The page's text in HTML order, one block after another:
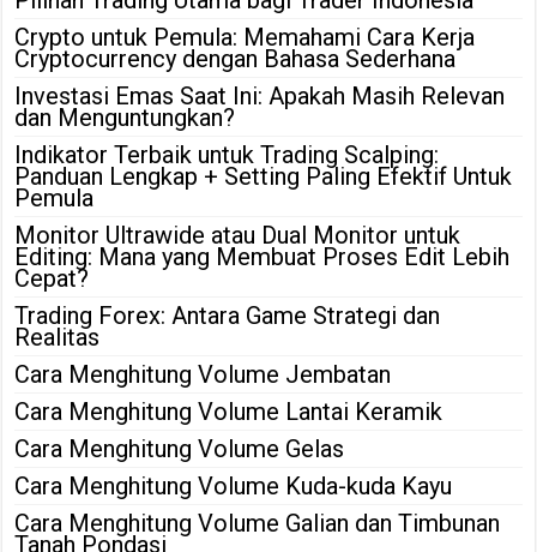
Crypto untuk Pemula: Memahami Cara Kerja
Cryptocurrency dengan Bahasa Sederhana
Investasi Emas Saat Ini: Apakah Masih Relevan
dan Menguntungkan?
Indikator Terbaik untuk Trading Scalping:
Panduan Lengkap + Setting Paling Efektif Untuk
Pemula
Monitor Ultrawide atau Dual Monitor untuk
Editing: Mana yang Membuat Proses Edit Lebih
Cepat?
Trading Forex: Antara Game Strategi dan
Realitas
Cara Menghitung Volume Jembatan
Cara Menghitung Volume Lantai Keramik
Cara Menghitung Volume Gelas
Cara Menghitung Volume Kuda-kuda Kayu
Cara Menghitung Volume Galian dan Timbunan
Tanah Pondasi